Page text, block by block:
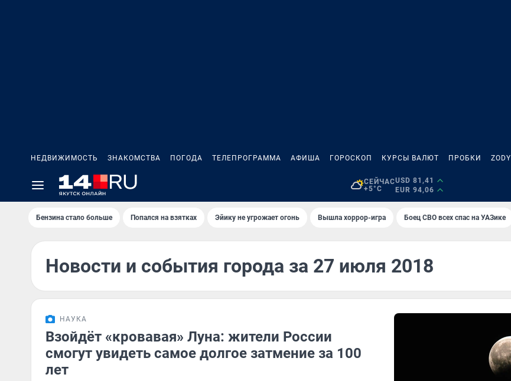
НЕДВИЖИМОСТЬ ЗНАКОМСТВА ПОГОДА ТЕЛЕПРОГРАММА АФИША ГОРОСКОП КУРСЫ ВАЛЮТ ПРОБКИ ZODY
СЕЙЧАС
+5°C
USD 81,41
EUR 94,06
Бензина стало больше Попался на взятках Эйику не угрожает огонь Вышла хоррор-игра Боец СВО всех спас на УАЗике
Новости и события города за 27 июля 2018
НАУКА
Взойдёт «кровавая» Луна: жители России
смогут увидеть самое долгое затмение за 100
лет